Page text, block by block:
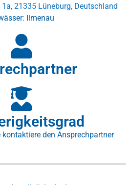
1a, 21335 Lüneburg, Deutschland
Ilmenau
kontaktiere den Ansprechpartner